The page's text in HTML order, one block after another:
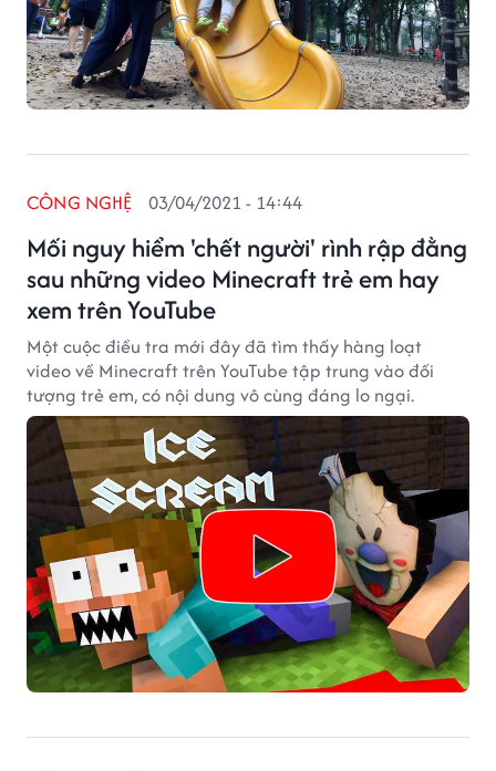
Mối nguy hiểm 'chết người' rình rập đằng
sau những video Minecraft trẻ em hay
xem trên YouTube
CÔNG NGHỆ 03/04/2021 - 14:44
Một cuộc điều tra mới đây đã tìm thấy hàng loạt
video về Minecraft trên YouTube tập trung vào đối
tượng trẻ em, có nội dung vô cùng đáng lo ngại.